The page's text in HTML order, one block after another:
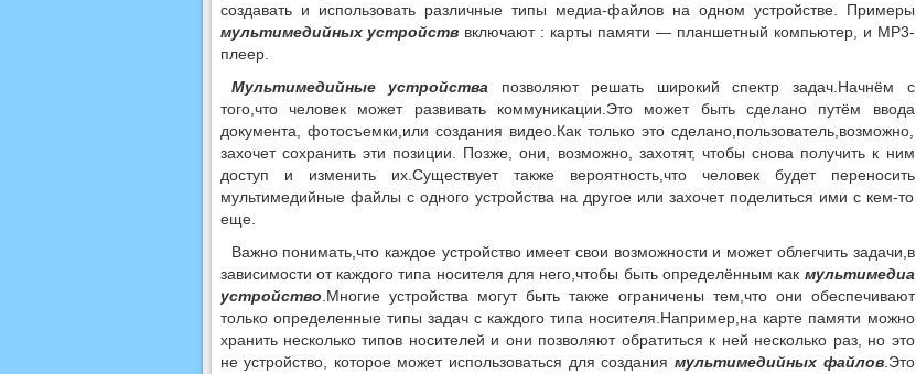
создавать и использовать различные типы медиа-файлов на одном устройстве. Примеры
мультимедийных устройств включают : карты памяти — планшетный компьютер, и MP3-
плеер.
Мультимедийные устройства позволяют решать широкий спектр задач.Начнём с
того,что человек может развивать коммуникации.Это может быть сделано путём ввода
документа, фотосъемки,или создания видео.Как только это сделано,пользователь,возможно,
захочет сохранить эти позиции. Позже, они, возможно, захотят, чтобы снова получить к ним
доступ и изменить их.Существует также вероятность,что человек будет переносить
мультимедийные файлы с одного устройства на другое или захочет поделиться ими с кем-то
еще.
Важно понимать,что каждое устройство имеет свои возможности и может облегчить задачи,в
зависимости от каждого типа носителя для него,чтобы быть определённым как мультимедиа
устройство .Многие устройства могут быть также ограничены тем,что они обеспечивают
только определенные типы задач с каждого типа носителя.Например,на карте памяти можно
хранить несколько типов носителей и они позволяют обратиться к ней несколько раз, но это
не устройство, которое может использоваться для создания мультимедийных файлов.Это